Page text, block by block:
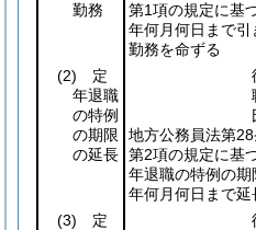
勤務
第1項の規定に基
年何月何日まで引
勤務を命ずる
(2) 定
年退職
の特例
の期限
の延長
地方公務員法第
第2項の規定に基
年退職の特例の期
年何月何日まで延
(3) 定